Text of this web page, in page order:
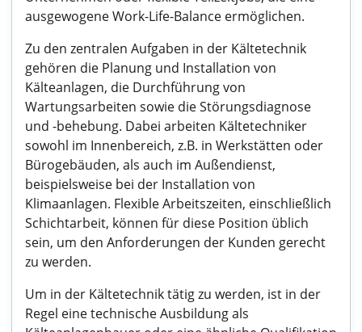
ausgewogene Work-Life-Balance ermöglichen.
Zu den zentralen Aufgaben in der Kältetechnik
gehören die Planung und Installation von
Kälteanlagen, die Durchführung von
Wartungsarbeiten sowie die Störungsdiagnose
und -behebung. Dabei arbeiten Kältetechniker
sowohl im Innenbereich, z.B. in Werkstätten oder
Bürogebäuden, als auch im Außendienst,
beispielsweise bei der Installation von
Klimaanlagen. Flexible Arbeitszeiten, einschließlich
Schichtarbeit, können für diese Position üblich
sein, um den Anforderungen der Kunden gerecht
zu werden.
Um in der Kältetechnik tätig zu werden, ist in der
Regel eine technische Ausbildung als